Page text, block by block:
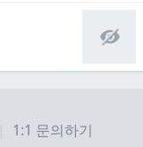
1:1 문의하기